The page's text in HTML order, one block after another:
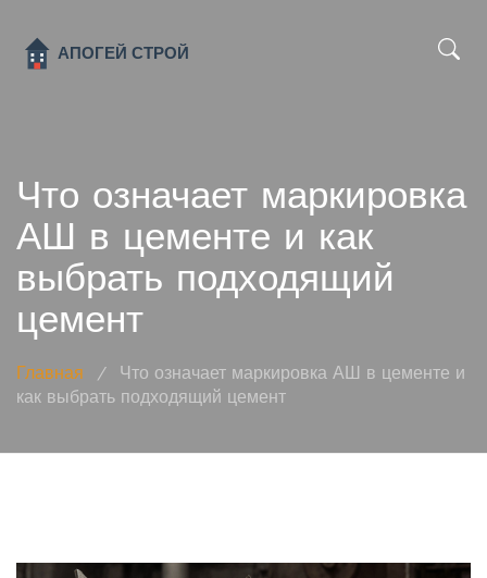
Что означает маркировка
АШ в цементе и как
выбрать подходящий
цемент
Главная /
Что означает маркировка АШ в цементе и
как выбрать подходящий цемент